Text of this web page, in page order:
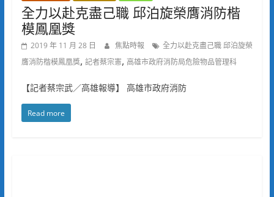
全力以赴克盡己職 邱泊旋榮膺消防楷
模鳳凰獎
2019 年 11 月 28 日 焦點時報
全力以赴克盡己職 邱泊旋榮
膺消防楷模鳳凰獎, 記者蔡宗憲, 高雄市政府消防局危險物品管理科
【記者蔡宗武／高雄報導】 高雄市政府消防
Read more